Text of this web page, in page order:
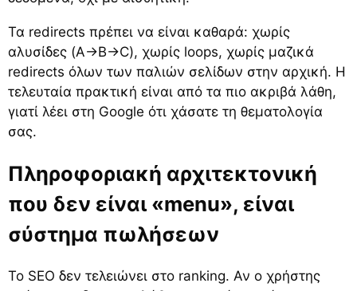
Τα redirects πρέπει να είναι καθαρά: χωρίς
αλυσίδες (A->B->C), χωρίς loops, χωρίς μαζικά
redirects όλων των παλιών σελίδων στην αρχική. Η
τελευταία πρακτική είναι από τα πιο ακριβά λάθη,
γιατί λέει στη Google ότι χάσατε τη θεματολογία
σας.
Πληροφοριακή αρχιτεκτονική
που δεν είναι «menu», είναι
σύστημα πωλήσεων
Το SEO δεν τελειώνει στο ranking. Αν ο χρήστης